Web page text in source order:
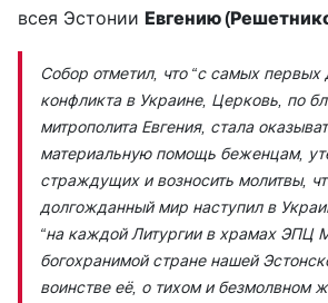
всея Эстонии Евгению
Собор отметил, что“с самых первых
конфликта в Украине, Церковь, по
митрополита Евгения, стала
материальную помощь беженцам,
страждущих и возносить молитвы,
долгожданный мир наступил в
“на каждой Литургии в храмах ЭПЦ
богохранимой стране нашей
воинстве её, о тихом и безмолвном